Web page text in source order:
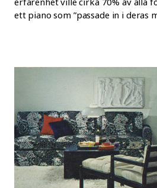
ett piano som ”passade in i deras